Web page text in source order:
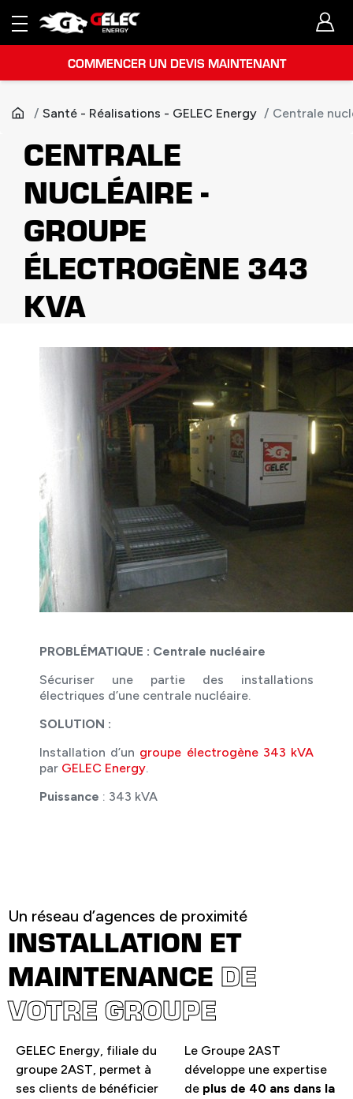
COMMENCER UN DEVIS MAINTENANT
Santé - Réalisations - GELEC Energy Centrale
CENTRALE
NUCLÉAIRE -
GROUPE
ÉLECTROGÈNE 343
KVA
PROBLÉMATIQUE : Centrale nucléaire
Sécuriser une partie des installations
électriques d’une centrale nucléaire.
SOLUTION :
Installation d’un groupe électrogène 343 kVA
par GELEC Energy.
Puissance : 343 kVA
Un réseau d’agences de proximité
INSTALLATION ET
MAINTENANCE DE
VOTRE GROUPE
GELEC Energy, filiale du
groupe 2AST, permet à
ses clients de bénéficier
Le Groupe 2AST
développe une expertise
de plus de 40 ans dans la